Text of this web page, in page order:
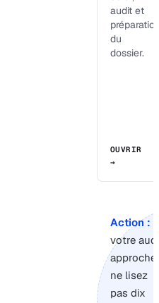
audit et
du
dossier.
OUVRIR
→
Action :
votre
approche,
ne lisez
pas dix